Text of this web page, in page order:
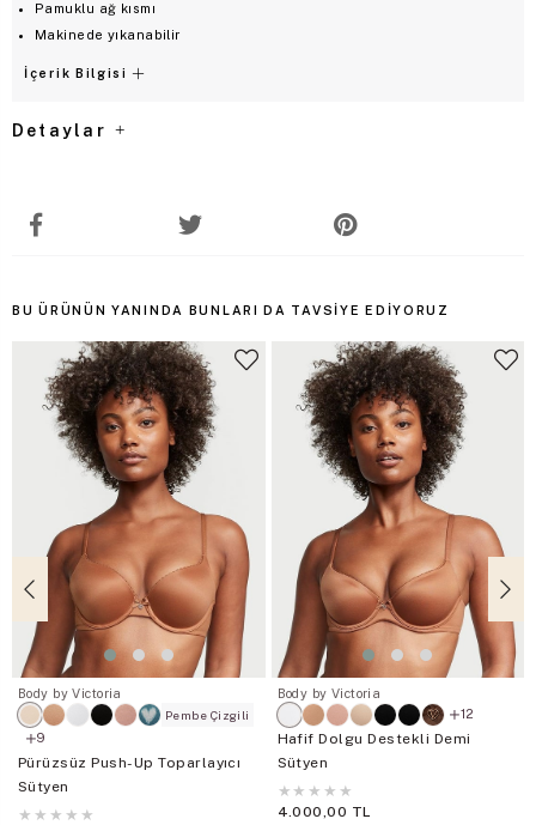
Pamuklu ağ kısmı
Makinede yıkanabilir
İçerik Bilgisi
Detaylar
BU ÜRÜNÜN YANINDA BUNLARI DA TAVSIYE EDIYORUZ
Body by Victoria
Pembe Çizgili
9
Pürüzsüz Push-Up Toparlayıcı
Sütyen
★ ★ ★ ★ ★
Body by Victoria
12
Hafif Dolgu Destekli Demi
Sütyen
★ ★ ★ ★ ★
4.000,00 TL